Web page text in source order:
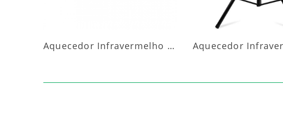
Aquecedor Infravermelho Parede